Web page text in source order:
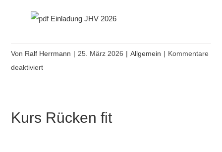
Einladung JHV 2026
Von Ralf Herrmann | 25. März 2026 | Allgemein | Kommentare
deaktiviertfür
Kurs Rücken fit